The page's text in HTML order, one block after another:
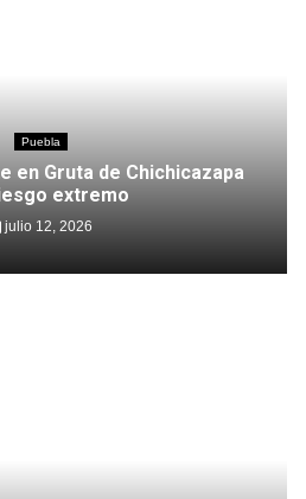
Puebla
en Gruta de Chichicazapa
extremo
julio 12, 2026